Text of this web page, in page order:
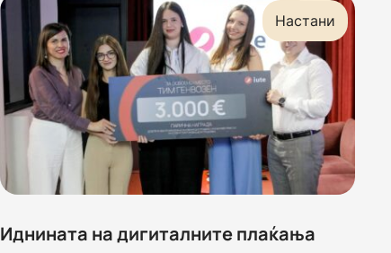
Иднината на дигиталните плаќања
Настани